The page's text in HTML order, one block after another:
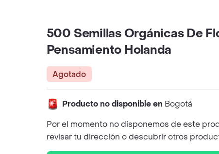
500 Semillas Orgánicas De
Pensamiento Holanda
Agotado
Producto no disponible en Bogotá
Por el momento no disponemos de este
revisar tu dirección o descubrir otros